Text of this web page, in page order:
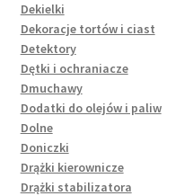
Dekielki
Dekoracje tortów i ciast
Detektory
Dętki i ochraniacze
Dmuchawy
Dodatki do olejów i paliw
Dolne
Doniczki
Drążki kierownicze
Drążki stabilizatora